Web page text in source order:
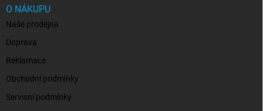
O NÁKUPU
Naše prodejna
Doprava
Reklamace
Obchodní podmínky
Servisní podmínky